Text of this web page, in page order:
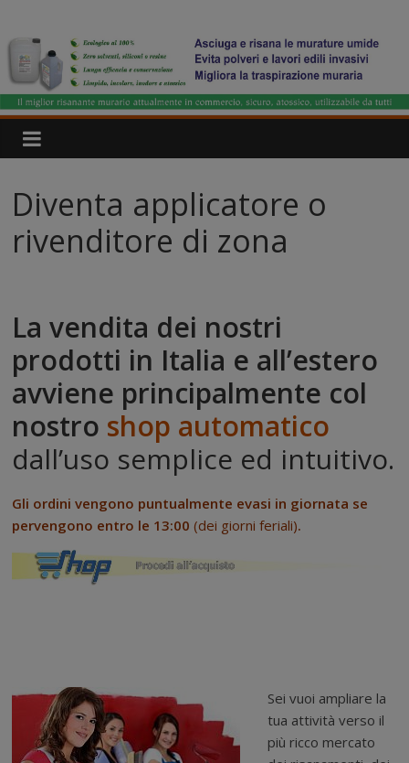
contenuto
IgroDry
Il
miglior
risanante
per
muri
attualmente
commercio
Diventa applicatore o
rivenditore di zona
La vendita dei nostri
prodotti in Italia e all’estero
avviene principalmente col
nostro shop automatico
dall’uso semplice ed intuitivo.
Gli ordini vengono puntualmente evasi in giornata se
pervengono entro le 13:00 (dei giorni feriali).
Sei vuoi ampliare la
tua attività verso il
più ricco mercato